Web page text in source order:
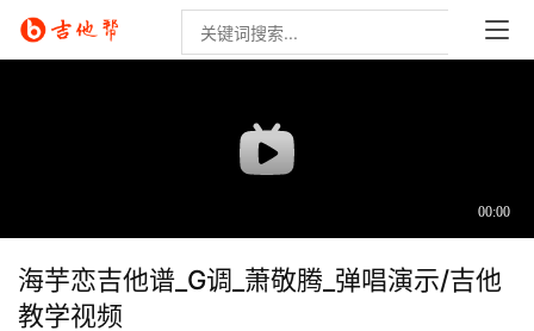
海芋恋吉他谱_G调_萧敬腾_弹唱演示/吉他
教学视频